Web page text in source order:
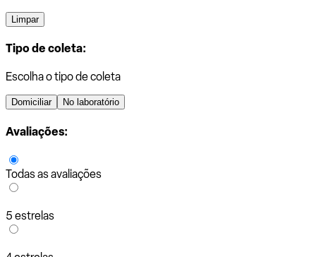
Limpar
Tipo de coleta:
Escolha o tipo de coleta
Domiciliar No laboratório
Avaliações:
Todas as avaliações
5 estrelas